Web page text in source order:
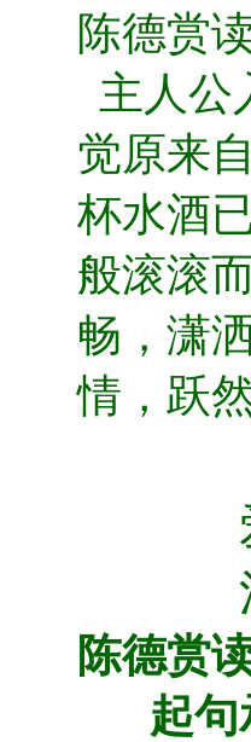
陈德赏
主人公
觉原来
杯水酒
般滚滚
畅，潇
情，跃
陈德赏
起